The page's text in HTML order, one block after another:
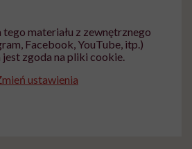
materiału z zewnętrznego
Facebook, YouTube, itp.)
zgoda na pliki cookie.
ustawienia